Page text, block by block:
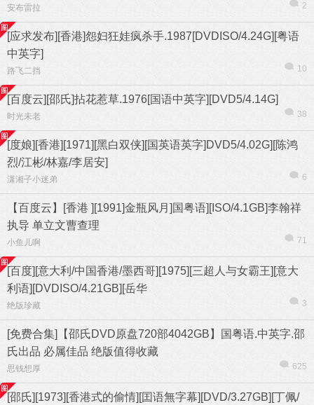
安布雷拉 2
[应求发布][香港]怨妇狂娃疯杀手.1987[DVDISO/4.24G][粤语
中英字]
路飞二挡 10
[百度云][邵氏]拈花惹草.1976[国语中英字][DVD5/4.14G]
时光未老 38
[度娘][香港][1971][黑白双侠][国英语英字]DVD5/4.02G][陈鸿
烈/江彬/林嘉/李居安]
潇湘子小迷弟 6
【百度云】[香港 ][1991]金瓶风月]国粤语][ISO/4.1GB]李翰祥
执导 单立文曹查理
小鱼儿啊 71
[百度][意大利/中国香港/墨西哥][1975][三超人与女霸王][意大
利语][DVDISO/4.21GB][岳华
绝版珍藏 3
[免费合集]【邵氏DVD原盘720部4042GB】国粤语.中英字.邵
氏出品 必属佳品 绝版值得收藏
思钱想厚 625
[邵氏][1973][香港式的偷情][囯语無字幕][DVD/3.27GB][丁佩/